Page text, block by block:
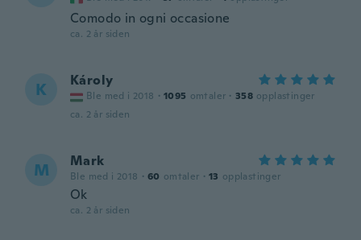
Comodo in ogni occasione
ca. 2 år siden
K Károly
Ble med i 2018 · 1095 omtaler · 358 opplastinger
ca. 2 år siden
M Mark
Ble med i 2018 · 60 omtaler · 13 opplastinger
Ok
ca. 2 år siden